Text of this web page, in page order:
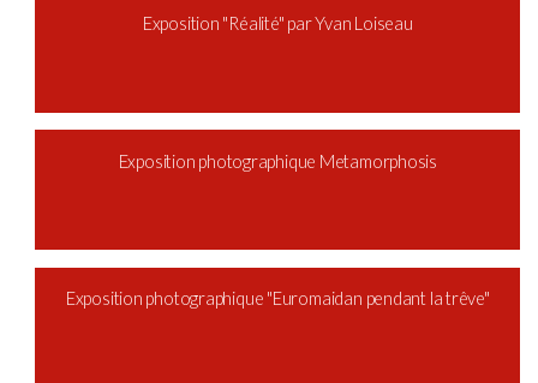
Exposition "Réalité" par Yvan Loiseau
Exposition photographique Metamorphosis
Exposition photographique "Euromaidan pendant la trêve"